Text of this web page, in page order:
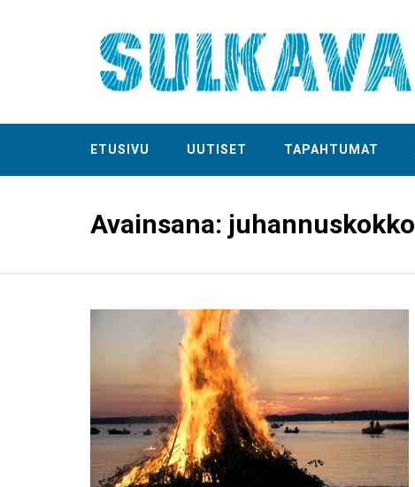
ETUSIVU UUTISET TAPAHTUMAT
Avainsana: juhannuskokko